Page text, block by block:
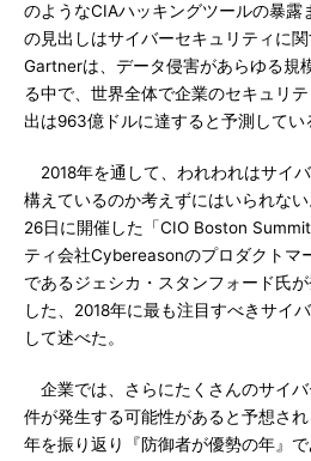
のようなCIAハッキングツールの暴露
の見出しはサイバーセキュリティに関
Gartnerは、データ侵害があらゆる規
る中で、世界全体で企業のセキュリ
出は963億ドルに達すると予測してい
2018年を通して、われわれはサイ
構えているのか考えずにはいられな
26日に開催した「CIO Boston
ティ会社Cybereasonのプロダクトマ
であるジェシカ・スタンフォード氏
した、2018年に最も注目すべきサイ
して述べた。
企業では、さらにたくさんのサイ
件が発生する可能性があると予想さ
年を振り返り『防御者が優勢の年』